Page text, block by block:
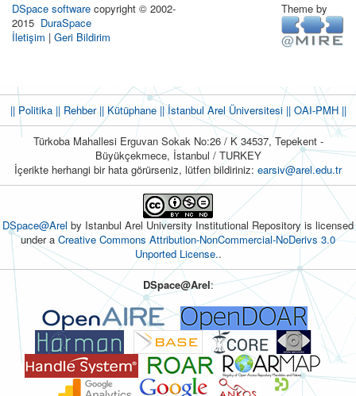
DSpace software copyright © 2002-
2015 DuraSpace
İletişim | Geri Bildirim
Theme by
|| Politika|| Rehber|| Kütüphane|| İstanbul Arel Üniversitesi ||OAI-PMH ||
Türkoba Mahallesi Erguvan Sokak No:26 / K 34537, Tepekent -
Büyükçekmece, İstanbul / TURKEY
İçerikte herhangi bir hata görürseniz, lütfen bildiriniz: earsiv@arel.edu.tr
DSpace@Arel by Istanbul Arel University Institutional Repository is licensed
under a Creative Commons Attribution-NonCommercial-NoDerivs 3.0
Unported License..
DSpace@Arel: